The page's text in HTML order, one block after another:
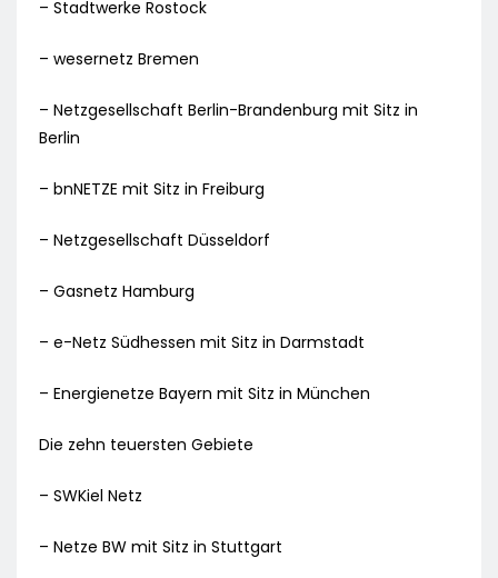
– Stadtwerke Rostock
– wesernetz Bremen
– Netzgesellschaft Berlin-Brandenburg mit Sitz in
Berlin
– bnNETZE mit Sitz in Freiburg
– Netzgesellschaft Düsseldorf
– Gasnetz Hamburg
– e-Netz Südhessen mit Sitz in Darmstadt
– Energienetze Bayern mit Sitz in München
Die zehn teuersten Gebiete
– SWKiel Netz
– Netze BW mit Sitz in Stuttgart